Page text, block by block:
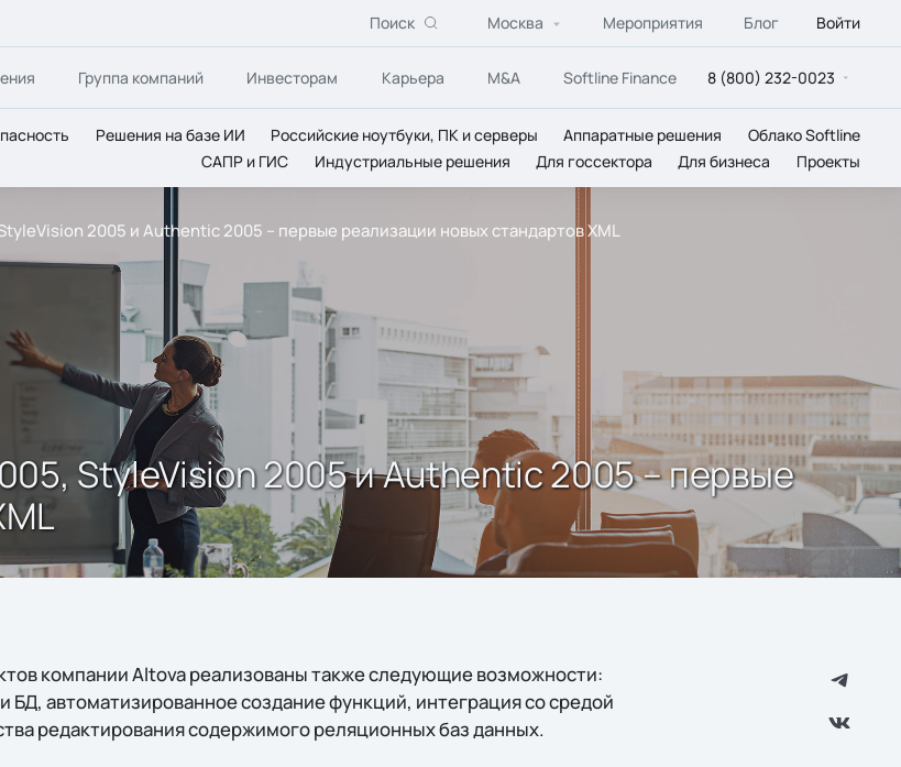
Поиск Москва Мероприятия Блог Войти
Группа компаний Инвесторам Карьера M&A Softline Finance 8 (800) 232-0023
Решения на базе ИИ Российские ноутбуки, ПК и серверы Аппаратные решения
Облако Softline
САПР и ГИС
Индустриальные решения Для госсектора Для бизнеса Проекты
2005 и Authentic 2005 – первые реализации новых стандартов XML
StyleVision 2005 и Authentic 2005 – первые
компании Altova реализованы также следующие возможности:
БД, автоматизированное создание функций, интеграция со средой
редактирования содержимого реляционных баз данных.